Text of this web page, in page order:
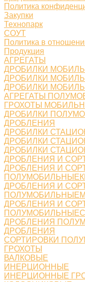
Политика
Закупки
Технопарк
СОУТ
Политика в
Продукция
АГРЕГАТЫ
ДРОБИЛКИ
ДРОБИЛКИ
ДРОБИЛКИ
АГРЕГАТЫ
ГРОХОТЫ
ДРОБИЛКИ
ДРОБЛЕНИЯ
ДРОБИЛКИ
ДРОБИЛКИ
ДРОБИЛКИ
ДРОБЛЕНИЯ И
ДРОБЛЕНИЯ И
ДРОБЛЕНИЯ И
ДРОБЛЕНИЯ И
ДРОБЛЕНИЯ
ДРОБЛЕНИЯ
СОРТИРОВКИ
ГРОХОТЫ
ВАЛКОВЫЕ
ИНЕРЦИОННЫЕ
ИНЕРЦИОННЫЕ